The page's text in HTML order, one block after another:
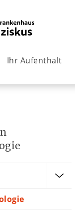
Ihr Aufenthalt